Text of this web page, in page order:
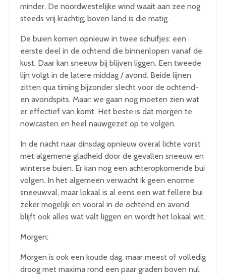
minder. De noordwestelijke wind waait aan zee nog
steeds vrij krachtig, boven land is die matig.
De buien komen opnieuw in twee schuifjes: een
eerste deel in de ochtend die binnenlopen vanaf de
kust. Daar kan sneeuw bij blijven liggen. Een tweede
lijn volgt in de latere middag / avond. Beide lijnen
zitten qua timing bijzonder slecht voor de ochtend-
en avondspits. Maar: we gaan nog moeten zien wat
er effectief van komt. Het beste is dat morgen te
nowcasten en heel nauwgezet op te volgen.
In de nacht naar dinsdag opnieuw overal lichte vorst
met algemene gladheid door de gevallen sneeuw en
winterse buien. Er kan nog een achteropkomende bui
volgen. In het algemeen verwacht ik geen enorme
sneeuwval, maar lokaal is al eens een wat fellere bui
zeker mogelijk en vooral in de ochtend en avond
blijft ook alles wat valt liggen en wordt het lokaal wit.
Morgen:
Morgen is ook een koude dag, maar meest of volledig
droog met maxima rond een paar graden boven nul.